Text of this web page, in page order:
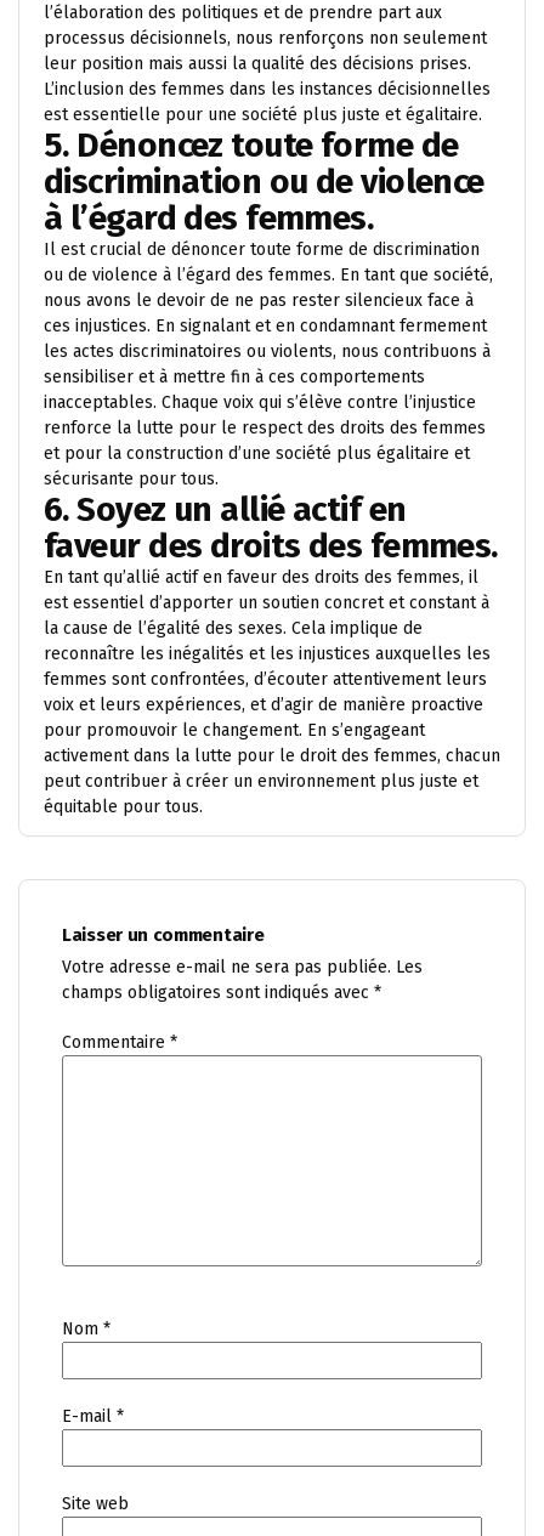
l’élaboration des politiques et de prendre part aux
processus décisionnels, nous renforçons non seulement
leur position mais aussi la qualité des décisions prises.
L’inclusion des femmes dans les instances décisionnelles
est essentielle pour une société plus juste et égalitaire.
5. Dénoncez toute forme de
discrimination ou de violence
à l’égard des femmes.
Il est crucial de dénoncer toute forme de discrimination
ou de violence à l’égard des femmes. En tant que société,
nous avons le devoir de ne pas rester silencieux face à
ces injustices. En signalant et en condamnant fermement
les actes discriminatoires ou violents, nous contribuons à
sensibiliser et à mettre fin à ces comportements
inacceptables. Chaque voix qui s’élève contre l’injustice
renforce la lutte pour le respect des droits des femmes
et pour la construction d’une société plus égalitaire et
sécurisante pour tous.
6. Soyez un allié actif en
faveur des droits des femmes.
En tant qu’allié actif en faveur des droits des femmes, il
est essentiel d’apporter un soutien concret et constant à
la cause de l’égalité des sexes. Cela implique de
reconnaître les inégalités et les injustices auxquelles les
femmes sont confrontées, d’écouter attentivement leurs
voix et leurs expériences, et d’agir de manière proactive
pour promouvoir le changement. En s’engageant
activement dans la lutte pour le droit des femmes, chacun
peut contribuer à créer un environnement plus juste et
équitable pour tous.
Laisser un commentaire
Votre adresse e-mail ne sera pas publiée. Les
champs obligatoires sont indiqués avec *
Commentaire *
Nom *
E-mail *
Site web